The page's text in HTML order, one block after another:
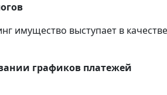
имущество выступает в качестве
графиков платежей